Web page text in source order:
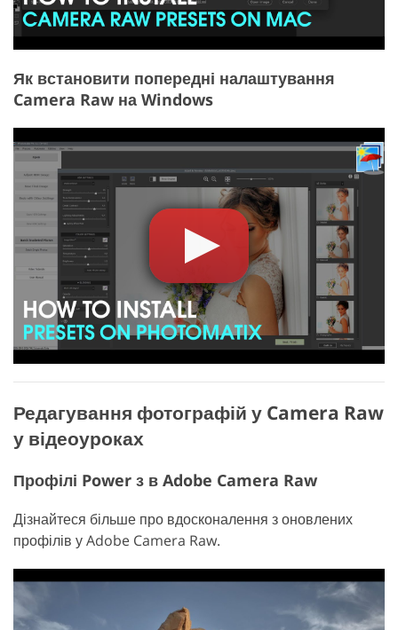
Як встановити попередні налаштування
Camera Raw на Windows
Редагування фотографій у Camera Raw
у відеоуроках
Профілі Power з в Adobe Camera Raw
Дізнайтеся більше про вдосконалення з оновлених
профілів у Adobe Camera Raw.